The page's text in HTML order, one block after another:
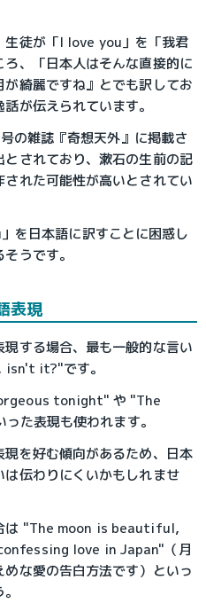
生徒が「I love you」を「我君
、「日本人はそんな直接的に
綺麗ですね』とでも訳してお
が伝えられています。
の雑誌『奇想天外』に掲載さ
されており、漱石の生前の記
れた可能性が高いとされてい
を日本語に訳すことに困惑し
うです。
表現
現する場合、最も一般的な言い
it?"です。
tonight" や "The
表現も使われます。
を好む傾向があるため、日本
伝わりにくいかもしれませ
は "The moon is beautiful,
love in Japan"（月
な愛の告白方法です）といっ